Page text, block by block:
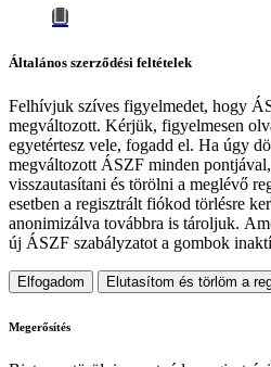
Általános szerződési feltételek
Felhívjuk szíves figyelmedet, hogy
megváltozott. Kérjük, figyelmesen
egyetértesz vele, fogadd el. Ha úgy
megváltozott ÁSZF minden
visszautasítani és törölni a meglévő
esetben a regisztrált fiókod törlésre
anonimizálva továbbra is tároljuk.
új ÁSZF szabályzatot a gombok
Elfogadom Elutasítom és törlöm a
Megerősítés